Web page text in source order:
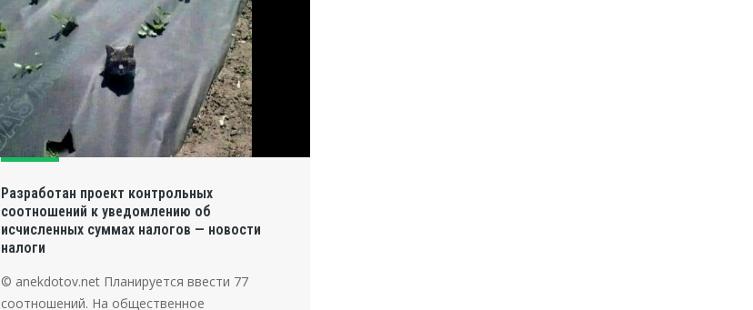
Разработан проект контрольных
соотношений к уведомлению об
исчисленных суммах налогов — новости
налоги
© anekdotov.net Планируется ввести 77
соотношений. На общественное